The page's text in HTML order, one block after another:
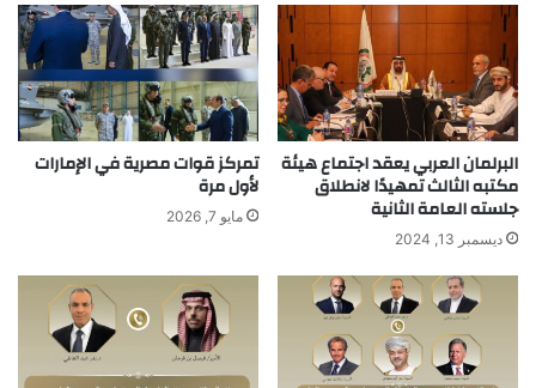
البرلمان العربي يعقد اجتماع هيئة
مكتبه الثالث تمهيدًا لانطلاق
جلسته العامة الثانية
ديسمبر 13, 2024
تمركز قوات مصرية في الإمارات
لأول مرة
مايو 7, 2026